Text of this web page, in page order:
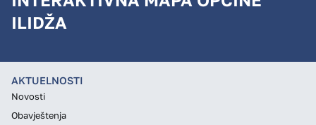
ILIDŽA
AKTUELNOSTI
Novosti
Obavještenja